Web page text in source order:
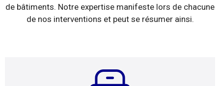
de bâtiments. Notre expertise manifeste lors de chacune
de nos interventions et peut se résumer ainsi.